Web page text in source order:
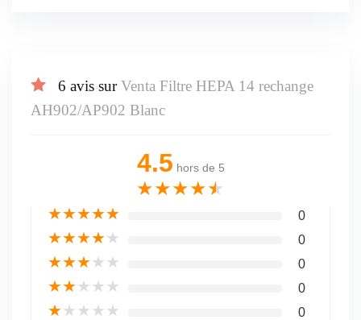
6 avis surVenta Filtre HEPA 14 rechange
AH902/AP902 Blanc
4.5 hors de 5
★★★★★
★★★★★ 0
★★★★★ 0
★★★★★ 0
★★★★★ 0
★★★★★ 0